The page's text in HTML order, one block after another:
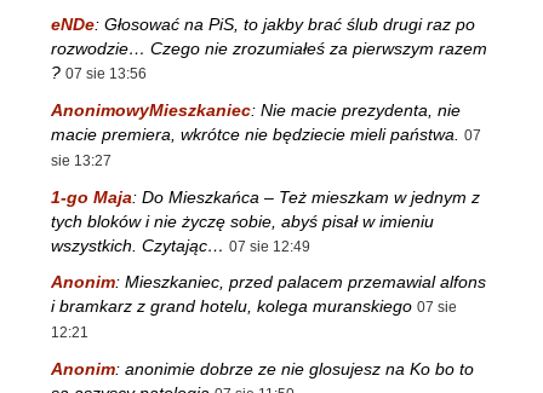
eNDe: Głosować na PiS, to jakby brać ślub drugi raz po
rozwodzie… Czego nie zrozumiałeś za pierwszym razem
? 07 sie 13:56
AnonimowyMieszkaniec: Nie macie prezydenta, nie
macie premiera, wkrótce nie będziecie mieli państwa.
07
sie 13:27
1-go Maja: Do Mieszkańca – Też mieszkam w jednym z
tych bloków i nie życzę sobie, abyś pisał w imieniu
wszystkich. Czytając… 07 sie 12:49
Anonim: Mieszkaniec, przed palacem przemawial alfons
i bramkarz z grand hotelu, kolega muranskiego 07 sie
12:21
Anonim: anonimie dobrze ze nie glosujesz na Ko bo to